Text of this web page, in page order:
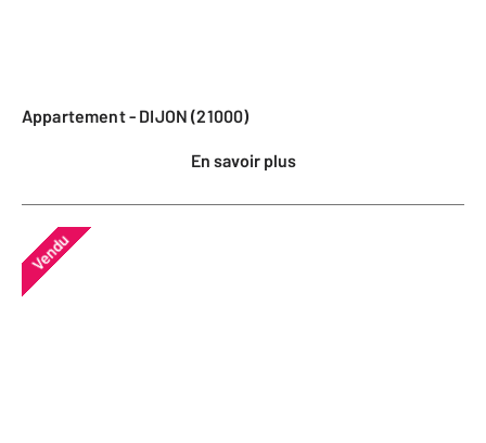
Appartement - DIJON (21000)
En savoir plus
Vendu